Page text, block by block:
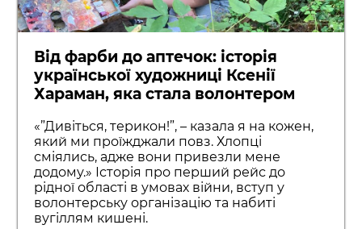
Від фарби до аптечок: історія
української художниці Ксенії
Хараман, яка стала волонтером
«”Дивіться, терикон!”, – казала я на кожен,
який ми проїжджали повз. Хлопці
сміялись, адже вони привезли мене
додому.» Історія про перший рейс до
рідної області в умовах війни, вступ у
волонтерську організацію та набиті
вугіллям кишені.